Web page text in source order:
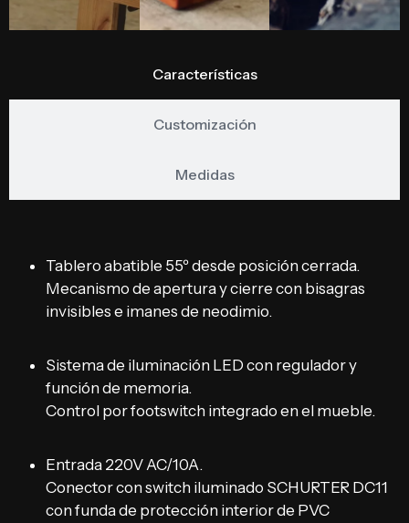
Características
Customización
Medidas
Tablero abatible 55º desde posición cerrada.
Mecanismo de apertura y cierre con bisagras
invisibles e imanes de neodimio.
Sistema de iluminación LED con regulador y
función de memoria.
Control por footswitch integrado en el mueble.
Entrada 220V AC/10A.
Conector con switch iluminado SCHURTER DC11
con funda de protección interior de PVC